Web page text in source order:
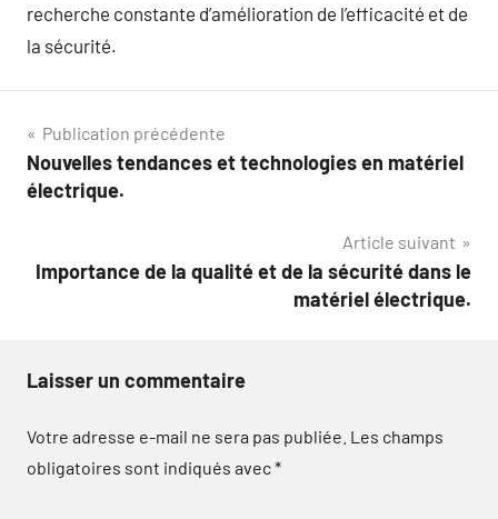
recherche constante d’amélioration de l’efficacité et de
la sécurité.
Navigation
de
Publication précédente
Nouvelles tendances et technologies en matériel
électrique.
Article suivant
Importance de la qualité et de la sécurité dans le
matériel électrique.
Laisser un commentaire
Votre adresse e-mail ne sera pas publiée. Les champs
obligatoires sont indiqués avec*